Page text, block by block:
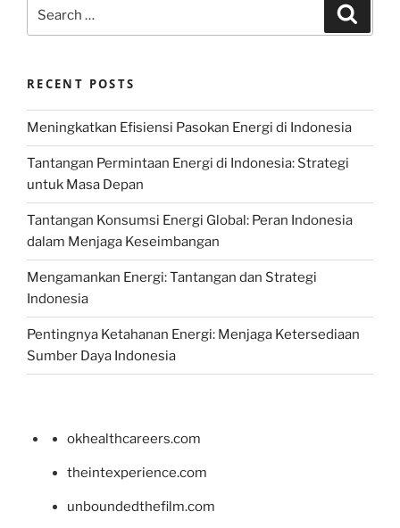
for:
RECENT POSTS
Meningkatkan Efisiensi Pasokan Energi di Indonesia
Tantangan Permintaan Energi di Indonesia: Strategi
untuk Masa Depan
Tantangan Konsumsi Energi Global: Peran Indonesia
dalam Menjaga Keseimbangan
Mengamankan Energi: Tantangan dan Strategi
Indonesia
Pentingnya Ketahanan Energi: Menjaga Ketersediaan
Sumber Daya Indonesia
okhealthcareers.com
theintexperience.com
unboundedthefilm.com